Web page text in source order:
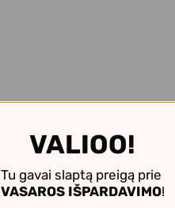
VALIOO!
Tu gavai slaptą preigą prie
VASAROS IŠPARDAVIMO!